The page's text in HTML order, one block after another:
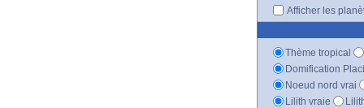
Afficher les
Thème tropical
Domification
Noeud nord vrai
Lilith vraie